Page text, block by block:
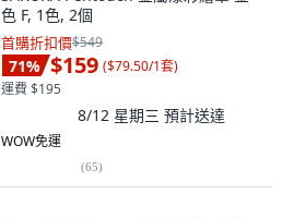
色 F, 1色, 2個
首購折扣價$549
71% $159 ($79.50/1套)
運費 $195
8/12 星期三 預計送達
WOW免運
(65)